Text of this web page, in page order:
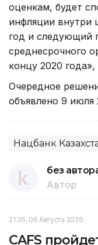
оценкам, будет
инфляции внутри
год и следующий
среднесрочного
концу 2020
Очередное
объявлено 9 июля
Нацбанк
без
Автор
21:35, 06 Августа 2026
CAFS